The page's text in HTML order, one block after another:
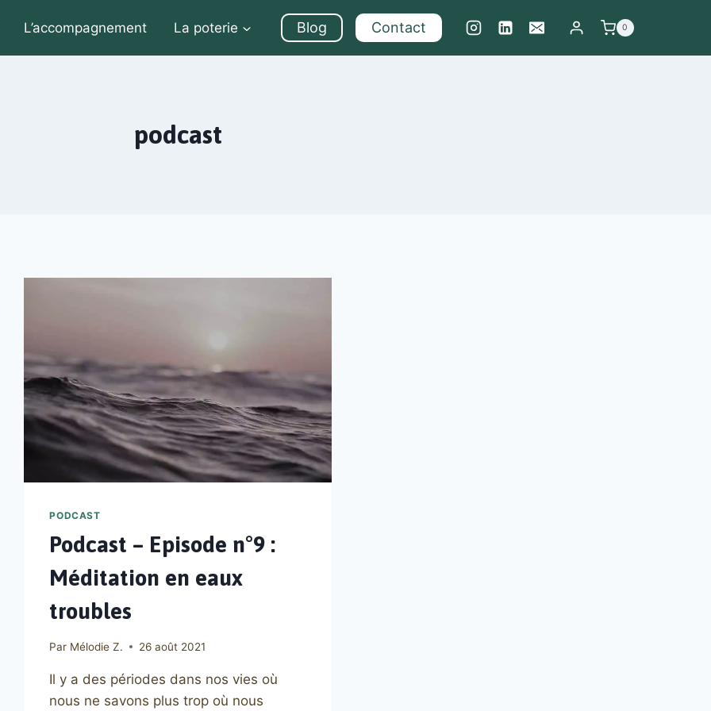
L’accompagnement La poterie Blog Contact 0
podcast
PODCAST
Podcast – Episode n°9 :
Méditation en eaux
troubles
Par Mélodie Z. 26 août 2021
Il y a des périodes dans nos vies où
nous ne savons plus trop où nous